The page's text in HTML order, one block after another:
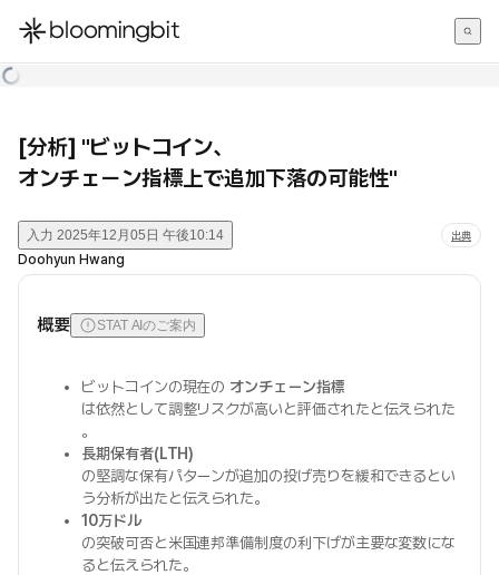
한국어
[分析] "ビットコイン、
オンチェーン指標上で追加下落の可能性"
入力 2025年12月05日 午後10:14 出典
Doohyun Hwang
概要 STAT AIのご案内
ビットコインの現在の オンチェーン指標
は依然として調整リスクが高いと評価されたと伝えられた
。
長期保有者(LTH)
の堅調な保有パターンが追加の投げ売りを緩和できるとい
う分析が出たと伝えられた。
10万ドル
の突破可否と米国連邦準備制度の利下げが主要な変数にな
ると伝えられた。